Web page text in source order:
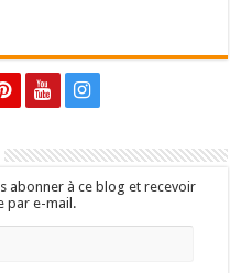
abonner à ce blog et recevoir
par e-mail.